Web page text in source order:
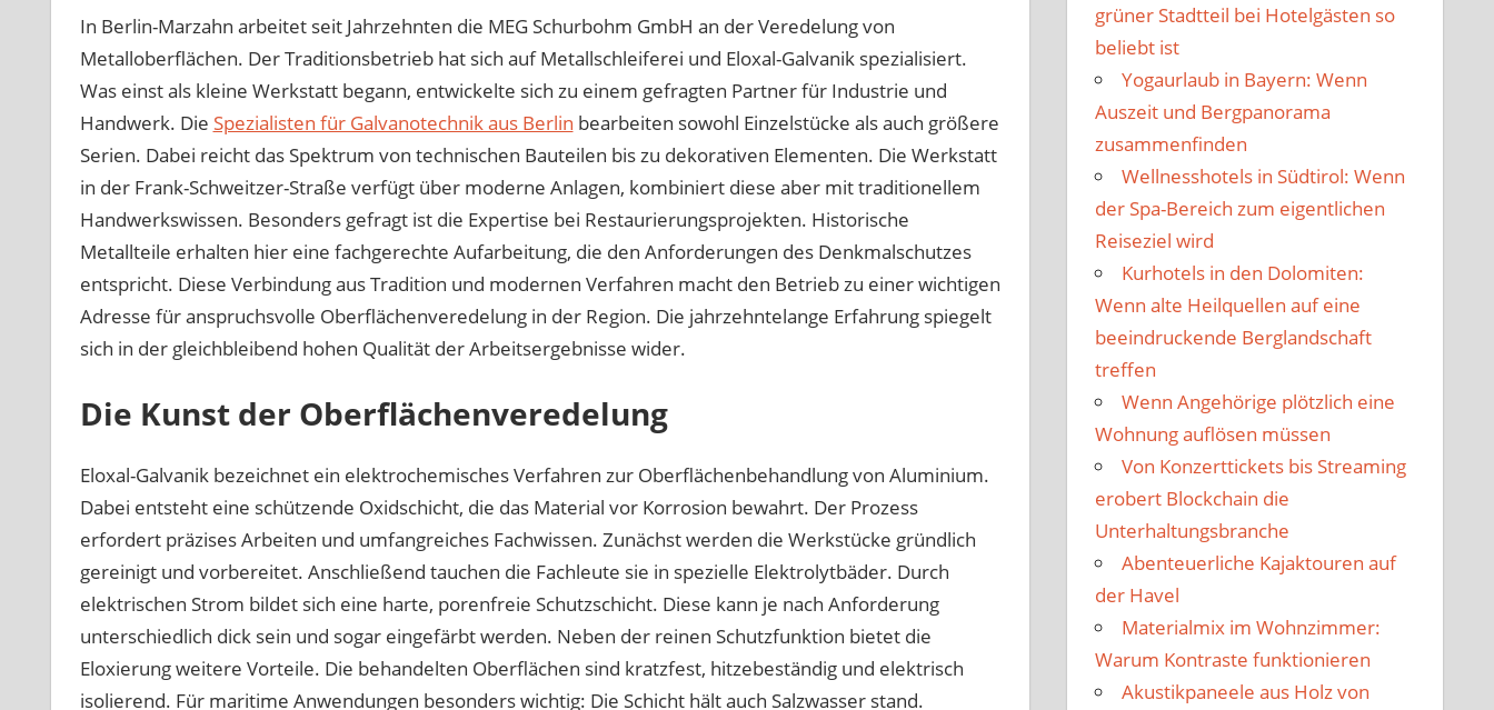
In Berlin-Marzahn arbeitet seit Jahrzehnten die MEG Schurbohm GmbH an der Veredelung von
Metalloberflächen. Der Traditionsbetrieb hat sich auf Metallschleiferei und Eloxal-Galvanik spezialisiert.
Was einst als kleine Werkstatt begann, entwickelte sich zu einem gefragten Partner für Industrie und
Handwerk. Die Spezialisten für Galvanotechnik aus Berlin bearbeiten sowohl Einzelstücke als auch größere
Serien. Dabei reicht das Spektrum von technischen Bauteilen bis zu dekorativen Elementen. Die Werkstatt
in der Frank-Schweitzer-Straße verfügt über moderne Anlagen, kombiniert diese aber mit traditionellem
Handwerkswissen. Besonders gefragt ist die Expertise bei Restaurierungsprojekten. Historische
Metallteile erhalten hier eine fachgerechte Aufarbeitung, die den Anforderungen des Denkmalschutzes
entspricht. Diese Verbindung aus Tradition und modernen Verfahren macht den Betrieb zu einer wichtigen
Adresse für anspruchsvolle Oberflächenveredelung in der Region. Die jahrzehntelange Erfahrung spiegelt
sich in der gleichbleibend hohen Qualität der Arbeitsergebnisse wider.
Die Kunst der Oberflächenveredelung
Eloxal-Galvanik bezeichnet ein elektrochemisches Verfahren zur Oberflächenbehandlung von Aluminium.
Dabei entsteht eine schützende Oxidschicht, die das Material vor Korrosion bewahrt. Der Prozess
erfordert präzises Arbeiten und umfangreiches Fachwissen. Zunächst werden die Werkstücke gründlich
gereinigt und vorbereitet. Anschließend tauchen die Fachleute sie in spezielle Elektrolytbäder. Durch
elektrischen Strom bildet sich eine harte, porenfreie Schutzschicht. Diese kann je nach Anforderung
unterschiedlich dick sein und sogar eingefärbt werden. Neben der reinen Schutzfunktion bietet die
Eloxierung weitere Vorteile. Die behandelten Oberflächen sind kratzfest, hitzebeständig und elektrisch
isolierend. Für maritime Anwendungen besonders wichtig: Die Schicht hält auch Salzwasser stand.
grüner Stadtteil bei Hotelgästen so
beliebt ist
Yogaurlaub in Bayern: Wenn
Auszeit und Bergpanorama
zusammenfinden
Wellnesshotels in Südtirol: Wenn
der Spa-Bereich zum eigentlichen
Reiseziel wird
Kurhotels in den Dolomiten:
Wenn alte Heilquellen auf eine
beeindruckende Berglandschaft
treffen
Wenn Angehörige plötzlich eine
Wohnung auflösen müssen
Von Konzerttickets bis Streaming
erobert Blockchain die
Unterhaltungsbranche
Abenteuerliche Kajaktouren auf
der Havel
Materialmix im Wohnzimmer:
Warum Kontraste funktionieren
Akustikpaneele aus Holz von